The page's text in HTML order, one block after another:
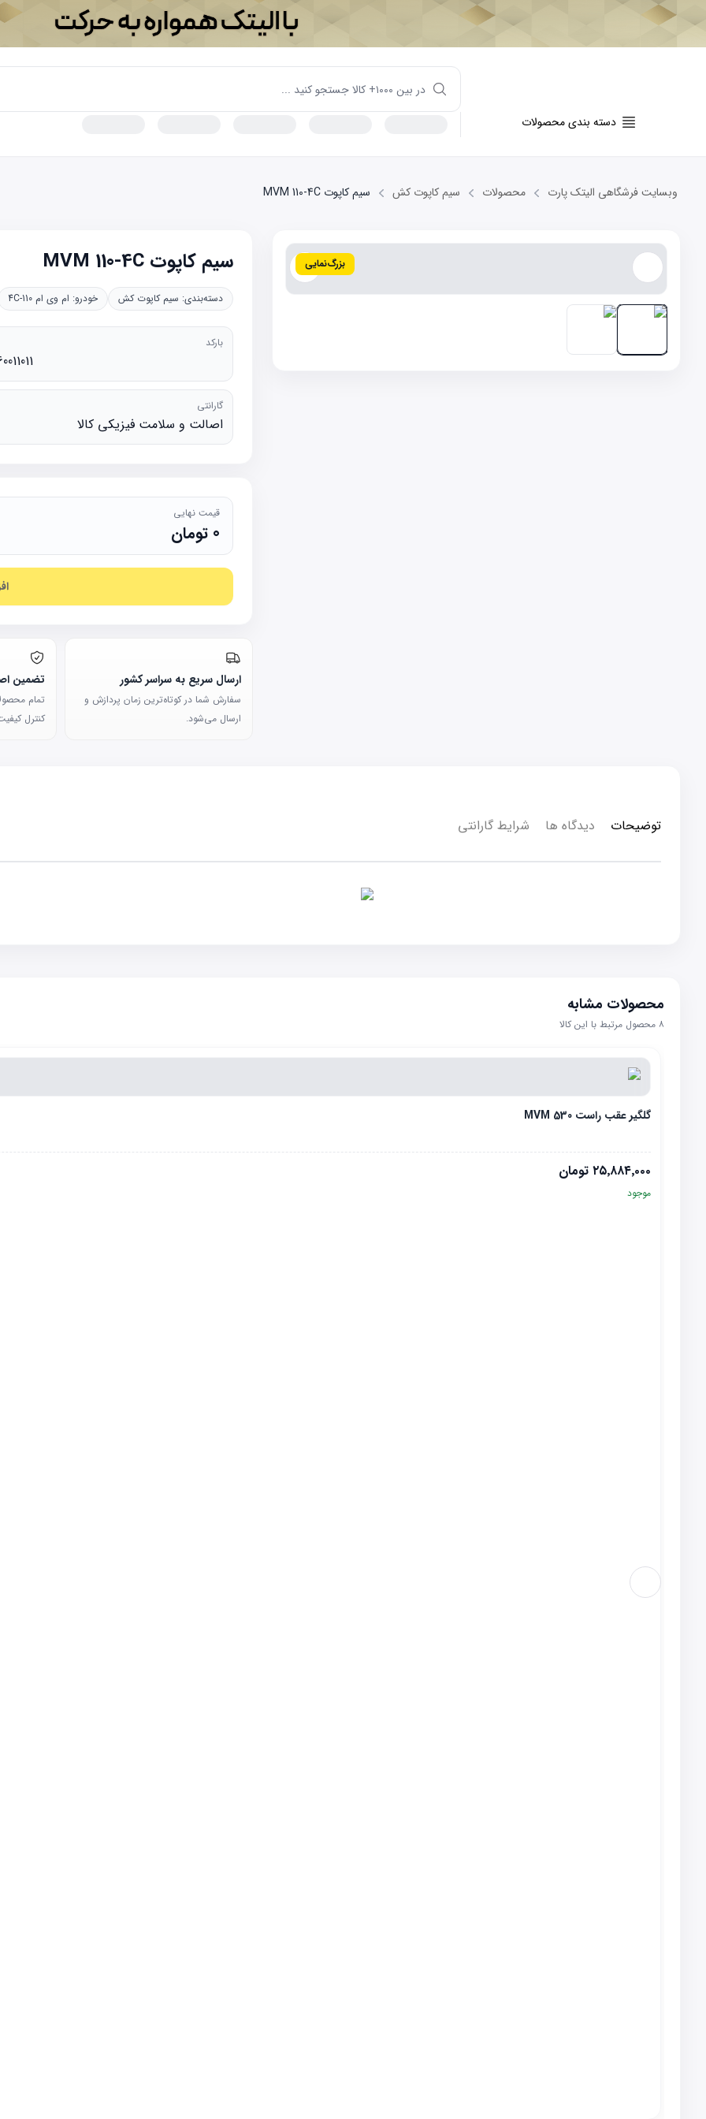
دسته بندی محصولات
وبسایت فرشگاهی الیتک پارت محصولات سیم کاپوت کش سیم کاپوت MVM 110-4C
بزرگ‌نمایی سیم کاپوت MVM 110-4C
دسته‌بندی: سیم کاپوت کش خودرو: ام وی ام 110-4C
بارکد
گارانتی
اصالت و سلامت فیزیکی کالا
قیمت نهایی
0 تومان
ارسال سریع به سراسر کشور
سفارش شما در کوتاه‌ترین زمان پردازش و
ارسال می‌شود.
تضمین
تمام
کنترل
توضیحات دیدگاه ها شرایط گارانتی
محصولات مشابه
۸ محصول مرتبط با این کالا
گلگیر عقب راست MVM 530
۲۵٬۸۸۴٬۰۰۰ تومان
موجود